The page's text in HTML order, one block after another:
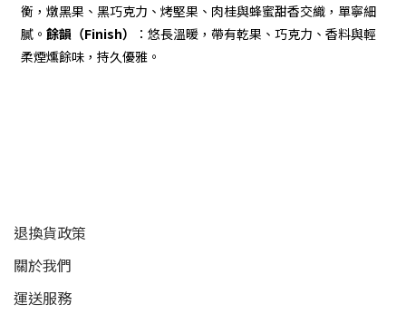
衡，燉黑果、黑巧克力、烤堅果、肉桂與蜂蜜甜香交織，單寧細
膩。 餘韻（Finish）
：悠長溫暖，帶有乾果、巧克力、香料與輕
柔煙燻餘味，持久優雅。
退換貨政策
關於我們
運送服務